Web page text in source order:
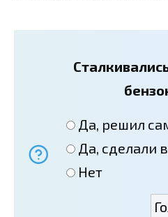
Да, решил
Да, сделали
Нет